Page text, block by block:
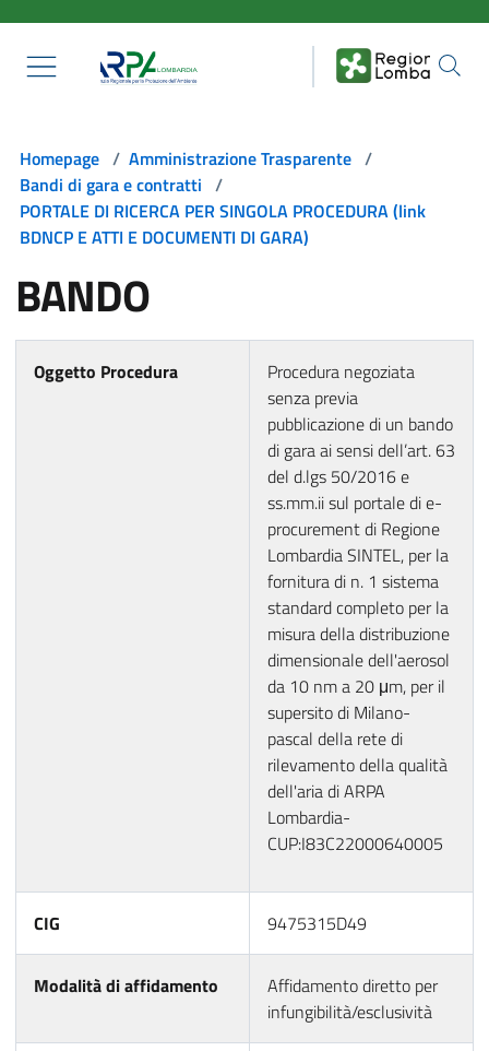
Homepage / Amministrazione Trasparente /
Bandi di gara e contratti /
PORTALE DI RICERCA PER SINGOLA PROCEDURA (link
BDNCP E ATTI E DOCUMENTI DI GARA)
BANDO
Oggetto Procedura
Procedura negoziata
senza previa
pubblicazione di un bando
di gara ai sensi dell’art. 63
del d.lgs 50/2016 e
ss.mm.ii sul portale di e-
procurement di Regione
Lombardia SINTEL, per la
fornitura di n. 1 sistema
standard completo per la
misura della distribuzione
dimensionale dell'aerosol
da 10 nm a 20 μm, per il
supersito di Milano-
pascal della rete di
rilevamento della qualità
dell'aria di ARPA
Lombardia-
CUP:I83C22000640005
CIG 9475315D49
Modalità di affidamento
Affidamento diretto per
infungibilità/esclusività